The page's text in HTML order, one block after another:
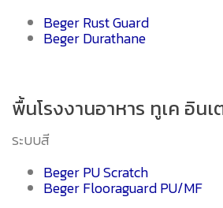
Beger Rust Guard
Beger Durathane
พื้นโรงงานอาหาร ทูเค อิน
ระบบสี
Beger PU Scratch
Beger Flooraguard PU/MF